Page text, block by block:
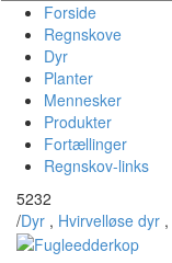
Forside
Regnskove
Dyr
Planter
Mennesker
Produkter
Fortællinger
Regnskov-links
5232
/Dyr , Hvirvelløse dyr ,